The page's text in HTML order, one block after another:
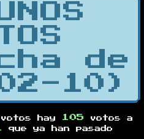
de
10)
hay 105 votos a
que ya han pasado